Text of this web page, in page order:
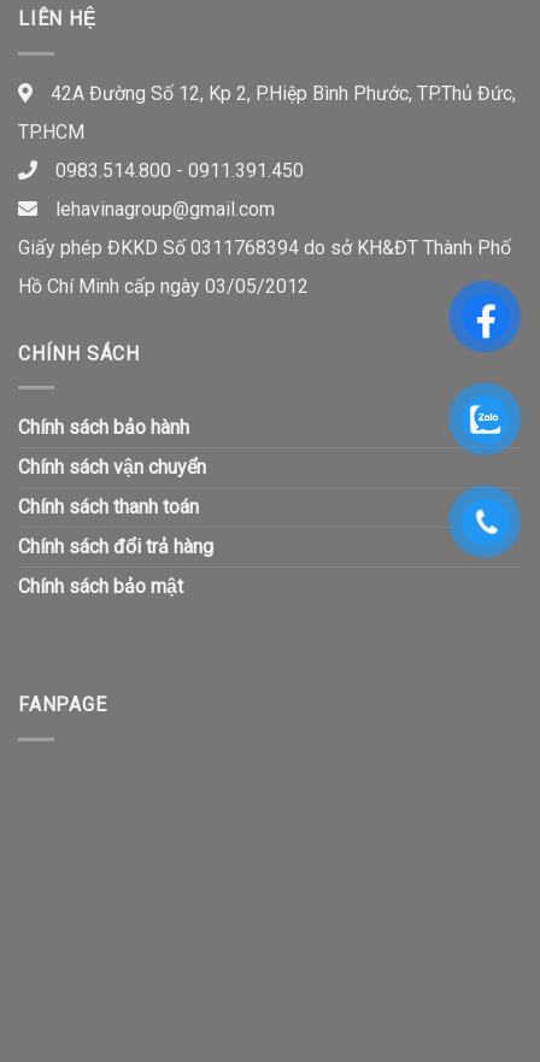
LIÊN HỆ
42A Đường Số 12, Kp 2, P.Hiệp Bình Phước, TP.Thủ Đức,
TP.HCM
0983.514.800 - 0911.391.450
lehavinagroup@gmail.com
Giấy phép ĐKKD Số 0311768394 do sở KH&ĐT Thành Phố
Hồ Chí Minh cấp ngày 03/05/2012
CHÍNH SÁCH
Chính sách bảo hành
Chính sách vận chuyển
Chính sách thanh toán
Chính sách đổi trả hàng
Chính sách bảo mật
FANPAGE